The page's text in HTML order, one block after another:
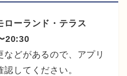
ローランド・テラス
20:30
どがあるので、アプリ
してください。